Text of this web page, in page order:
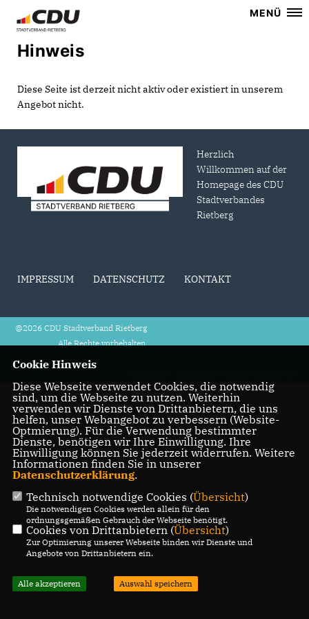
MENÜ
Hinweis
Diese Seite ist derzeit nicht aktiv oder existiert in unserem
Angebot nicht.
Herzlich
Willkommen auf der
Homepage des CDU
Stadtverbandes
Rietberg
IMPRESSUM DATENSCHUTZ KONTAKT
@2026 CDU Stadtverband Rietberg
Alle Rechte vorbehalten.
Cookie Hinweis
Diese Webseite verwendet Cookies, die notwendig
sind, um die Webseite zu nutzen. Weiterhin
verwenden wir Dienste von Drittanbietern, die uns
helfen, unser Webangebot zu verbessern (Website-
Optmierung). Für die Verwendung bestimmter
Dienste, benötigen wir Ihre Einwilligung. Ihre
Einwilligung können Sie jederzeit widerrufen. Weitere
Informationen finden Sie in unserer
Datenschutzerklärung.
Technisch notwendige Cookies (Übersicht)
Die notwendigen Cookies werden allein für den
ordnungsgemäßen Gebrauch der Webseite benötigt.
Cookies von Drittanbietern (Übersicht)
Zur Optimierung unserer Webseite binden wir Dienste und
Angebote von Drittanbietern ein.
Alle akzeptieren Auswahl speichern